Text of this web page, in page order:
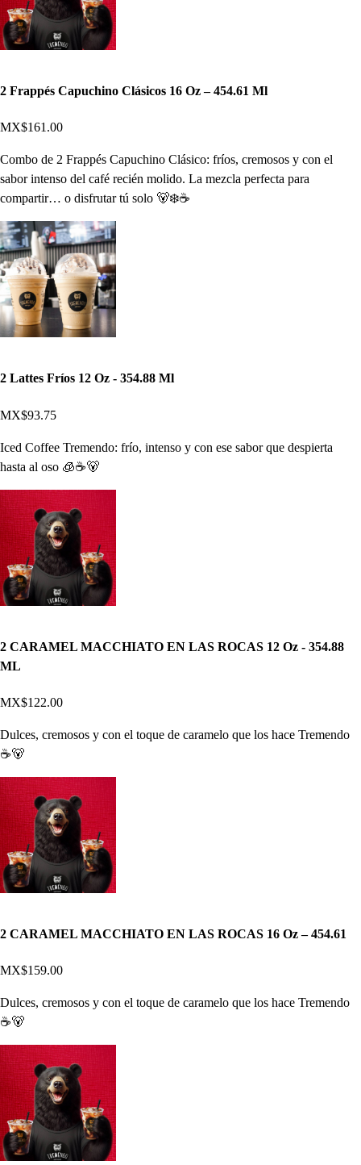
2 Frappés Capuchino Clásicos 16 Oz – 454.61 Ml
MX$161.00
Combo de 2 Frappés Capuchino Clásico: fríos, cremosos y con el
sabor intenso del café recién molido. La mezcla perfecta para
compartir… o disfrutar tú solo 🐻❄️☕
2 Lattes Fríos 12 Oz - 354.88 Ml
MX$93.75
Iced Coffee Tremendo: frío, intenso y con ese sabor que despierta
hasta al oso 🧊☕🐻
2 CARAMEL MACCHIATO EN LAS ROCAS 12 Oz - 354.88
ML
MX$122.00
Dulces, cremosos y con el toque de caramelo que los hace Tremendo
☕🐻
2 CARAMEL MACCHIATO EN LAS ROCAS 16 Oz – 454.61
MX$159.00
Dulces, cremosos y con el toque de caramelo que los hace Tremendo
☕🐻